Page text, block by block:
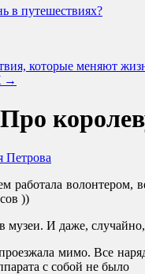
в путешествиях?
которые меняют
→
Петрова
работала
))
И даже,
мимо. Все
с собой не было